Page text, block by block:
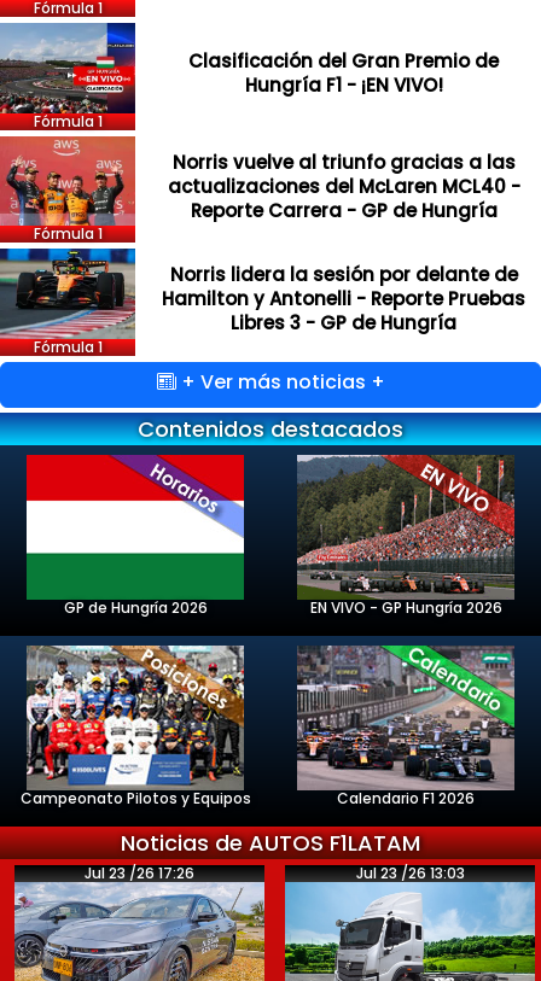
Fórmula 1
Fórmula 1
Clasificación del Gran Premio de
Hungría F1 - ¡EN VIVO!
Fórmula 1
Norris vuelve al triunfo gracias a las
actualizaciones del McLaren MCL40 -
Reporte Carrera - GP de Hungría
Fórmula 1
Norris lidera la sesión por delante de
Hamilton y Antonelli - Reporte Pruebas
Libres 3 - GP de Hungría
+ Ver más noticias +
Contenidos destacados
GP de Hungría 2026 EN VIVO - GP Hungría 2026
Campeonato Pilotos y Equipos Calendario F1 2026
Noticias de AUTOS F1LATAM
Jul 23 /26 17:26 Jul 23 /26 13:03